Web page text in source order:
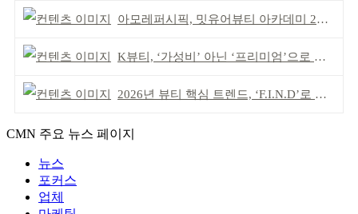
아모레퍼시픽, 밋유어뷰티 아카데미 2기 발대식
K뷰티, ‘가성비’ 아닌 ‘프리미엄’으로 승부걸어야
2026년 뷰티 핵심 트렌드, ‘F.I.N.D’로 읽는다
CMN 주요 뉴스 페이지
뉴스
포커스
업체